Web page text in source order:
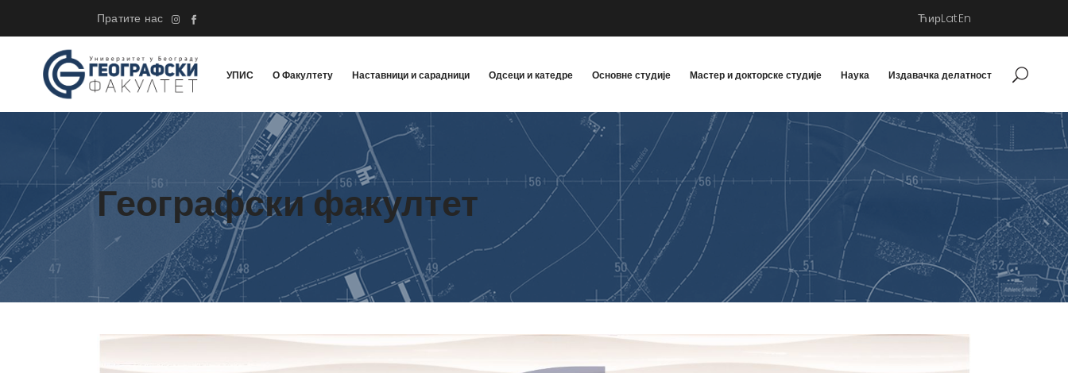
Пратите нас ЋирLatEn
УПИС О Факултету Наставници и сарадници Одсеци и катедре Основне студије Мастер и докторске студије Наука Издавачка делатност
Географски факултет